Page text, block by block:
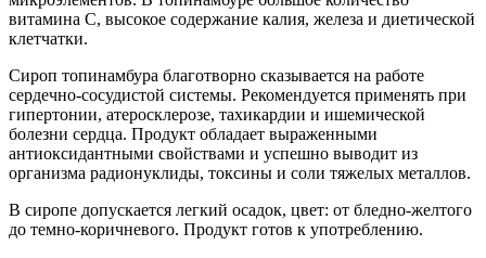
витамина С, высокое содержание калия, железа и диетической
клетчатки.
Сироп топинамбура благотворно сказывается на работе
сердечно-сосудистой системы. Рекомендуется применять при
гипертонии, атеросклерозе, тахикардии и ишемической
болезни сердца. Продукт обладает выраженными
антиоксидантными свойствами и успешно выводит из
организма радионуклиды, токсины и соли тяжелых металлов.
В сиропе допускается легкий осадок, цвет: от бледно-желтого
до темно-коричневого. Продукт готов к употреблению.